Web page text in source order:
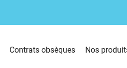
Contrats obsèques Nos